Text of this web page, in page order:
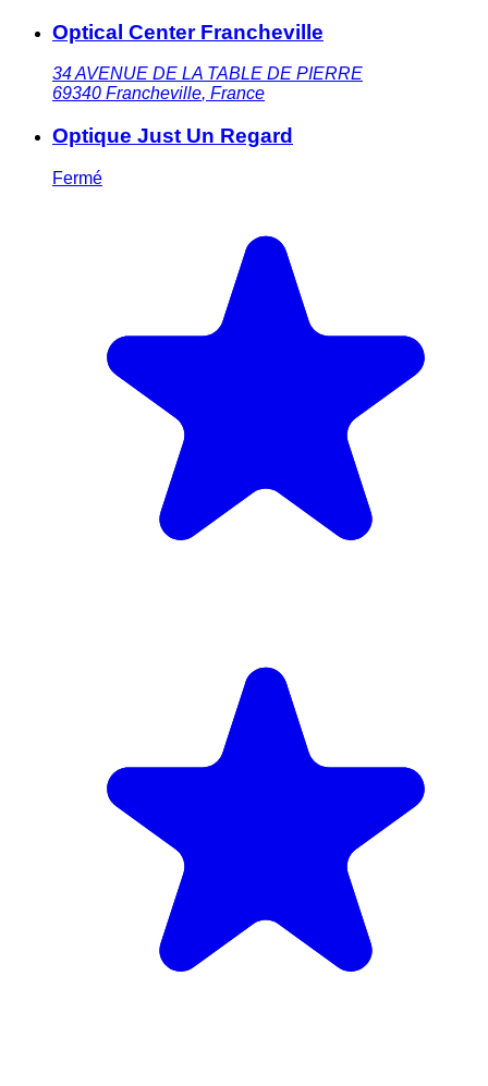
Optical Center Francheville
34 AVENUE DE LA TABLE DE PIERRE
69340 Francheville, France
Optique Just Un Regard
Fermé